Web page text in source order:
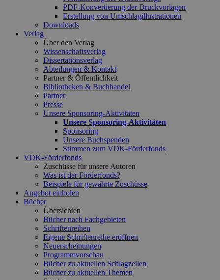
PDF-Konvertierung der Druckvorlagen
Erstellung von Umschlagillustrationen
Downloads
Verlag
Über den Verlag
Wissenschaftsverlag
Dissertationsverlag
Abteilungen & Kontakt
Partner & Öffentlichkeit
Bibliotheken & Buchhandel
Partner
Presse
Unsere Sponsoring-Aktivitäten
Unsere Sponsoring-Aktivitäten
Sponsoring
Unsere Buchspenden
Stimmen zum VDK-Förderfonds
VDK-Förderfonds
Zuschüsse für unsere Autoren
Was ist der Förderfonds?
Beispiele für gewährte Zuschüsse
Angebot einholen
Bücher
Übersichten
Bücher nach Fachgebieten
Schriftenreihen
Eigene Schriftenreihe eröffnen
Neuerscheinungen
Programmvorschau
Bücher zu aktuellen Schlagzeilen
Bücher zu aktuellen Themen